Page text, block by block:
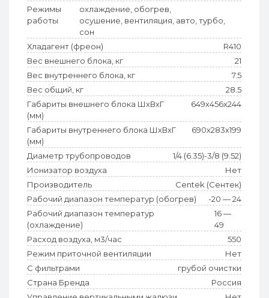
Режимы
работы
охлаждение, обогрев,
осушение, вентиляция, авто, турбо,
сон
Хладагент (фреон)
R410
Вес внешнего блока, кг
21
Вес внутреннего блока, кг
7.5
Вес общий, кг
28.5
Габариты внешнего блока ШхВхГ
(мм)
649х456х244
Габариты внутреннего блока ШхВхГ
(мм)
690х283х199
Диаметр трубопроводов
1/4 (6.35)-3/8 (9.52)
Ионизатор воздуха
Нет
Производитель
Centek (Сентек)
Рабочий диапазон температур (обогрев)
-20 — 24
Рабочий диапазон температур
(охлаждение)
16 —
49
Расход воздуха, м3/час
550
Режим приточной вентиляции
Нет
С фильтрами
грубой очистки
Страна Бренда
Россия